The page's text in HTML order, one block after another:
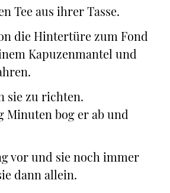
Tee aus ihrer Tasse.
die Hintertüre zum Fond
Kapuzenmantel und
sie zu richten.
Minuten bog er ab und
vor und sie noch immer
dann allein.